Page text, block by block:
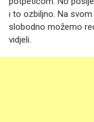
i to ozbiljno. Na
slobodno možemo
vidjeli.